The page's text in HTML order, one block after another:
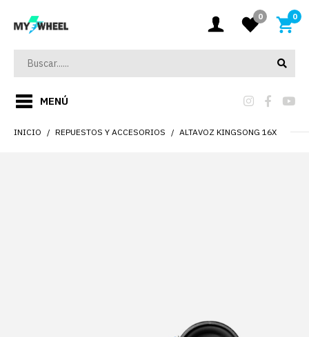
0 0
MENÚ
INICIO REPUESTOS Y ACCESORIOS ALTAVOZ KINGSONG 16X